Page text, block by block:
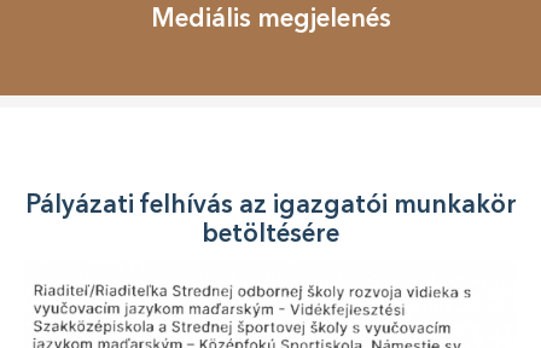
Mediális megjelenés
Pályázati felhívás az igazgatói munkakör
betöltésére